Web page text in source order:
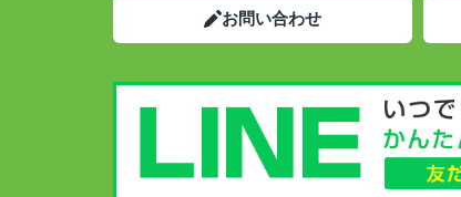
お問い合わせ